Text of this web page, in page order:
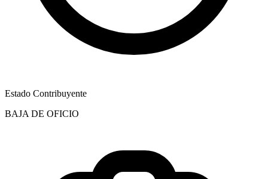
Estado Contribuyente
BAJA DE OFICIO